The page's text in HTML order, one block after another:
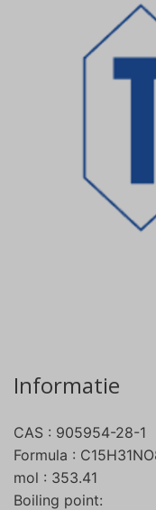
Informatie
CAS : 905954-28-1
Formula :
mol : 353.41
Boiling point: